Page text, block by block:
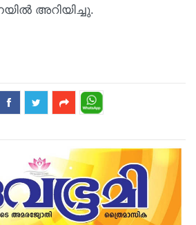
അറിയിച്ചു.